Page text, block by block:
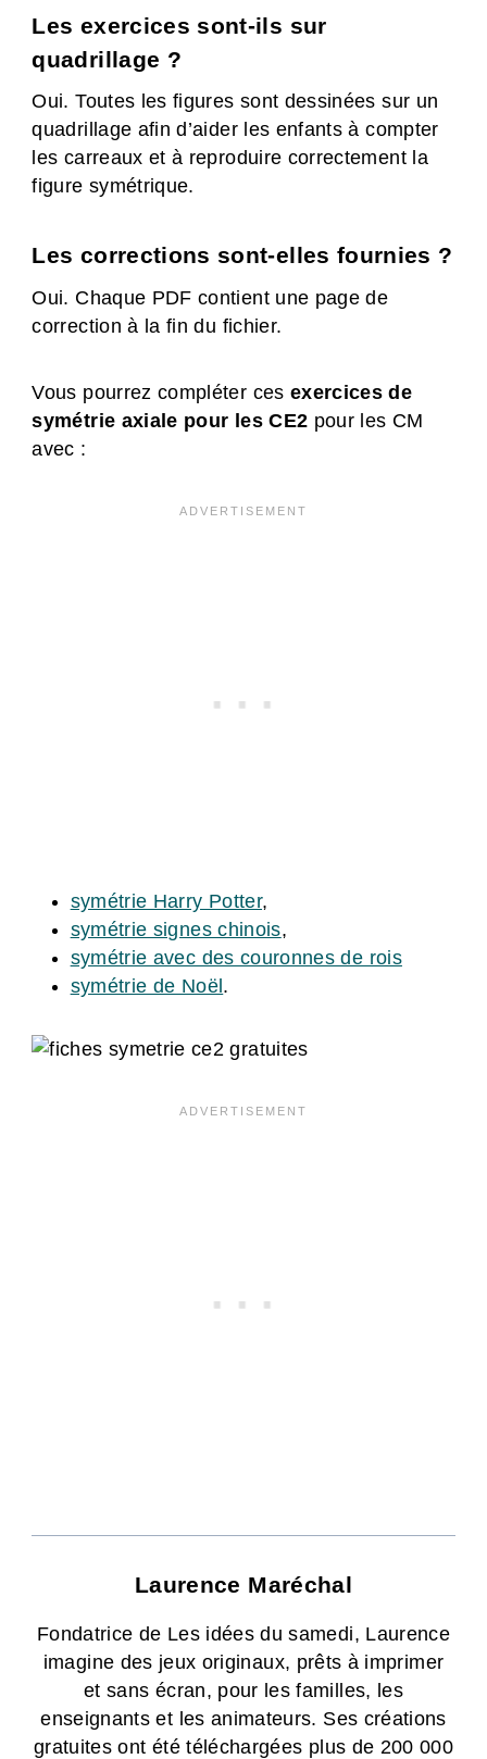
Les exercices sont-ils sur
quadrillage ?
Oui. Toutes les figures sont dessinées sur un
quadrillage afin d’aider les enfants à compter
les carreaux et à reproduire correctement la
figure symétrique.
Les corrections sont-elles fournies ?
Oui. Chaque PDF contient une page de
correction à la fin du fichier.
Vous pourrez compléter ces exercices de
symétrie axiale pour les CE2 pour les CM
avec :
symétrie Harry Potter,
symétrie signes chinois,
symétrie avec des couronnes de rois
symétrie de Noël .
Laurence Maréchal
Fondatrice de Les idées du samedi, Laurence
imagine des jeux originaux, prêts à imprimer
et sans écran, pour les familles, les
enseignants et les animateurs. Ses créations
gratuites ont été téléchargées plus de 200 000